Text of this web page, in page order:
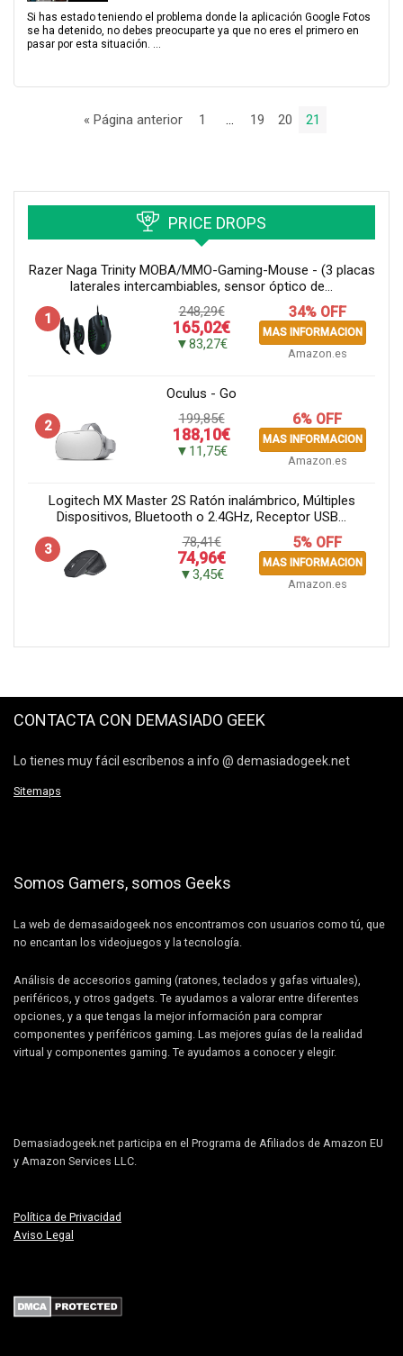
Si has estado teniendo el problema donde la aplicación Google Fotos
se ha detenido, no debes preocuparte ya que no eres el primero en
pasar por esta situación. ...
« Página anterior 1 19 20 21
PRICE DROPS
Razer Naga Trinity MOBA/MMO-Gaming-Mouse - (3 placas
laterales intercambiables, sensor óptico de...
1
248,29€
165,02€
▼83,27€
34% OFF
MAS INFORMACION
Amazon.es
Oculus - Go
2
199,85€
188,10€
▼11,75€
6% OFF
MAS INFORMACION
Amazon.es
Logitech MX Master 2S Ratón inalámbrico, Múltiples
Dispositivos, Bluetooth o 2.4GHz, Receptor USB...
3
78,41€
74,96€
▼3,45€
5% OFF
MAS INFORMACION
Amazon.es
CONTACTA CON DEMASIADO GEEK
Lo tienes muy fácil escríbenos a info @ demasiadogeek.net
Sitemaps
Somos Gamers, somos Geeks
La web de demasaidogeek nos encontramos con usuarios como tú, que
no encantan los videojuegos y la tecnología.
Análisis de accesorios gaming (ratones, teclados y gafas virtuales),
periféricos, y otros gadgets. Te ayudamos a valorar entre diferentes
opciones, y a que tengas la mejor información para comprar
componentes y periféricos gaming. Las mejores guías de la realidad
virtual y componentes gaming. Te ayudamos a conocer y elegir.
Demasiadogeek.net participa en el Programa de Afiliados de Amazon EU
y Amazon Services LLC.
Política de Privacidad
Aviso Legal